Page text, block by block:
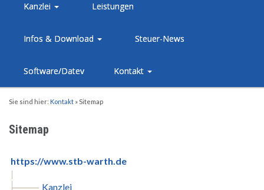
Kanzlei Leistungen
Infos & Download Steuer-News
Software/Datev Kontakt
Sie sind hier: Kontakt » Sitemap
Sitemap
https://www.stb-warth.de
Kanzlei